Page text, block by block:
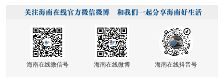
海南在线微信号 海南在线微博 海南在线抖音号